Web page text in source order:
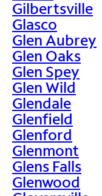
Gilbertsville
Glasco
Glen Aubrey
Glen Oaks
Glen Spey
Glen Wild
Glendale
Glenfield
Glenford
Glenmont
Glens Falls
Glenwood